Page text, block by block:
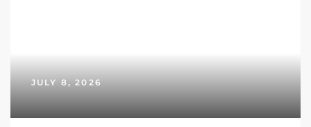
JULY 8, 2026